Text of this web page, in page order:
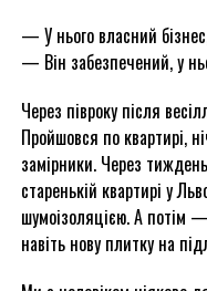
— У нього власний
— Він забезпечений, у
Через півроку після
Пройшовся по квартирі,
замірники. Через
старенькій квартирі у
шумоізоляцією. А потім
навіть нову плитку на